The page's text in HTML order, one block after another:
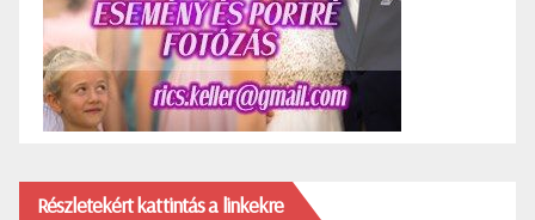
Részletekért kattintás a linkekre